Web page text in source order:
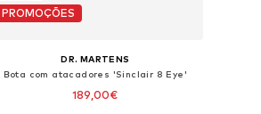
PROMOÇÕES
DR. MARTENS
Bota com atacadores 'Sinclair 8 Eye'
189,00€